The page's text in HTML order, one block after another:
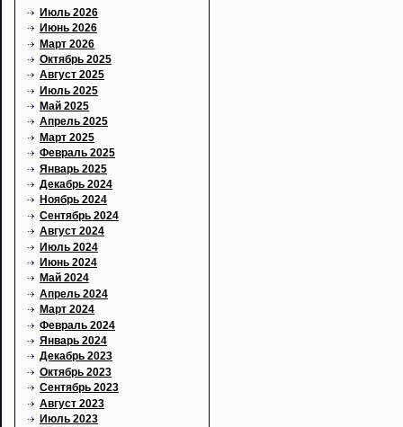
Июль 2026
Июнь 2026
Март 2026
Октябрь 2025
Август 2025
Июль 2025
Май 2025
Апрель 2025
Март 2025
Февраль 2025
Январь 2025
Декабрь 2024
Ноябрь 2024
Сентябрь 2024
Август 2024
Июль 2024
Июнь 2024
Май 2024
Апрель 2024
Март 2024
Февраль 2024
Январь 2024
Декабрь 2023
Октябрь 2023
Сентябрь 2023
Август 2023
Июль 2023